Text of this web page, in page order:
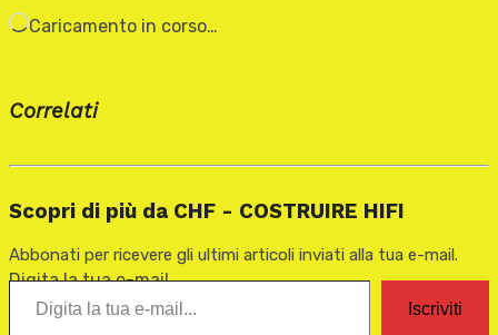
Caricamento in corso…
Correlati
Scopri di più da CHF - COSTRUIRE HIFI
Abbonati per ricevere gli ultimi articoli inviati alla tua e-mail.
Digita la tua e-mail...
Iscriviti